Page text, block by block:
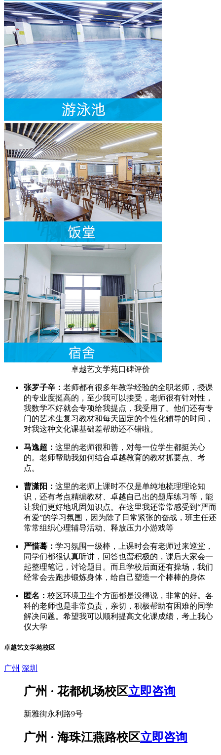
卓越艺文学苑口碑评价
张罗子辛： 老师都有很多年教学经验的全职老师，授课
的专业度挺高的，至少我可以接受，老师很有针对性，
我数学不好就会专项给我提点，我受用了。他们还有专
门的艺术生复习教材和每天固定的个性化辅导的时间，
对我这种文化课基础差帮助还不错啦。
马逸超： 这里的老师很和善，对每一位学生都挺关心
的。老师帮助我如何结合卓越教育的教材抓要点、考
点。
曹潇阳： 这里的老师上课时不仅是单纯地梳理理论知
识，还有考点精编教材、卓越自己出的题库练习等，能
让我们更好地巩固知识点。在这里我还常常感受到“严而
有爱”的学习氛围，因为除了日常紧张的奋战，班主任还
常常组织心理辅导活动、释放压力小游戏等
严惜蓦： 学习氛围一级棒，上课时会有老师过来巡堂，
同学们都很认真听讲，回答也蛮积极的，课后大家会一
起整理笔记，讨论题目。而且学校后面还有操场，我们
经常会去跑步锻炼身体，给自己塑造一个棒棒的身体
匿名： 校区环境卫生个方面都是没得说，非常的好。各
科的老师也是非常负责，亲切，积极帮助有困难的同学
解决问题。希望我可以顺利提高文化课成绩，考上我心
仪大学
卓越艺文学苑校区
广州 深圳
广州 · 花都机场校区立即咨询
新雅街永利路9号
广州 · 海珠江燕路校区立即咨询